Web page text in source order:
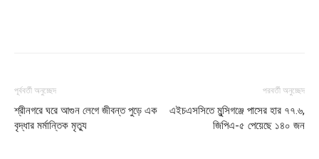
পূর্ববর্তী অনুচ্ছেদ
শ্রীনগরে ঘরে আগুন লেগে জীবন্ত পুড়ে এক
বৃদ্ধার মর্মান্তিক মৃত্যু
পরবর্তী অনুচ্ছেদ
এইচএসসিতে মুন্সিগঞ্জে পাসের হার ৭৭.৬,
জিপিএ-৫ পেয়েছে ১৪০ জন